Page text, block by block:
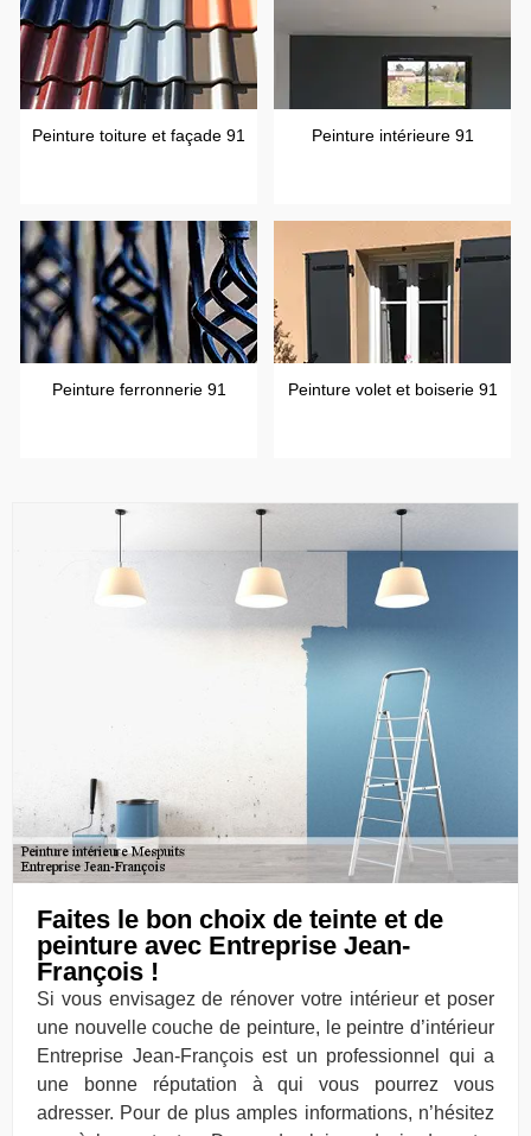
Peinture toiture et façade 91 Peinture intérieure 91
Peinture ferronnerie 91 Peinture volet et boiserie 91
Faites le bon choix de teinte et de
peinture avec Entreprise Jean-
François !
Si vous envisagez de rénover votre intérieur et poser
une nouvelle couche de peinture, le peintre d’intérieur
Entreprise Jean-François est un professionnel qui a
une bonne réputation à qui vous pourrez vous
adresser. Pour de plus amples informations, n’hésitez